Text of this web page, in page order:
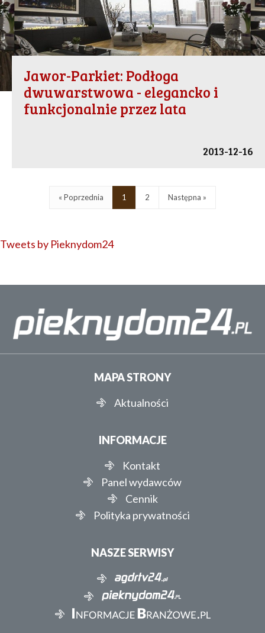
Jawor-Parkiet: Podłoga
dwuwarstwowa - elegancko i
funkcjonalnie przez lata
2013-12-16
« Poprzednia 1 2 Następna »
Tweets by Pieknydom24
MAPA STRONY
Aktualności
INFORMACJE
Kontakt
Panel wydawców
Cennik
Polityka prywatności
NASZE SERWISY